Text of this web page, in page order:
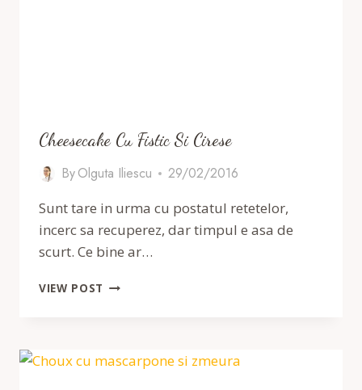
Cheesecake Cu Fistic Si Cirese
ByOlguta Iliescu
29/02/2016
Sunt tare in urma cu postatul retetelor,
incerc sa recuperez, dar timpul e asa de
scurt. Ce bine ar…
VIEW POST CHEESECAKE